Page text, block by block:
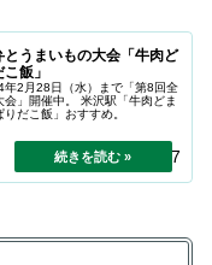
うまいもの大会「牛肉ど
飯」
2月28日（水）まで「第8回全
」開催中。 米沢駅「牛肉どま
だこ飯」おすすめ。
2024.04.27